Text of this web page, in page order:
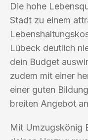
Die hohe
Stadt zu einem
Lübeck deutlich
dein Budget
zudem mit einer
einer guten
breiten Angebot
Mit Umzugskönig